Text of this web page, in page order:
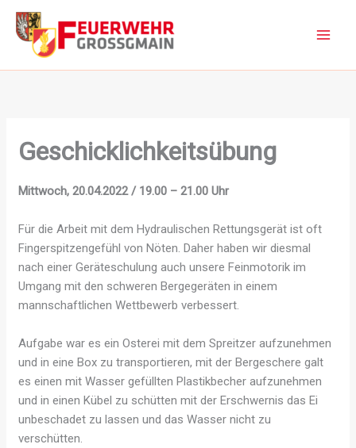
Zum
Inhalt
springen
Geschicklichkeitsübung
Mittwoch, 20.04.2022 / 19.00 – 21.00 Uhr
Für die Arbeit mit dem Hydraulischen Rettungsgerät ist oft
Fingerspitzengefühl von Nöten. Daher haben wir diesmal
nach einer Geräteschulung auch unsere Feinmotorik im
Umgang mit den schweren Bergegeräten in einem
mannschaftlichen Wettbewerb verbessert.
Aufgabe war es ein Osterei mit dem Spreitzer aufzunehmen
und in eine Box zu transportieren, mit der Bergeschere galt
es einen mit Wasser gefüllten Plastikbecher aufzunehmen
und in einen Kübel zu schütten mit der Erschwernis das Ei
unbeschadet zu lassen und das Wasser nicht zu
verschütten.